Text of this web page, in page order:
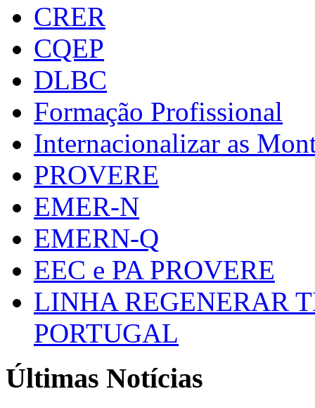
CRER
CQEP
DLBC
Formação Profissional
Internacionalizar as
PROVERE
EMER-N
EMERN-Q
EEC e PA PROVERE
LINHA REGENERAR
PORTUGAL
Últimas Notícias